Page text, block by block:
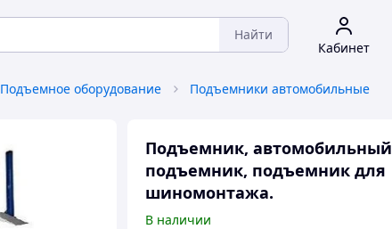
Найти
Кабинет
Подъемное оборудование Подъемники автомобильные
Подъемник, автомобильный
подъемник, подъемник для
шиномонтажа.
В наличии